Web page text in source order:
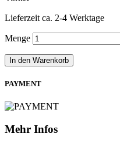
Lieferzeit ca. 2-4 Werktage
Menge
In den Warenkorb
PAYMENT
Mehr Infos